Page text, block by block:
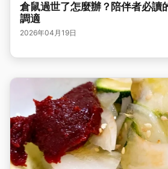
倉鼠過世了怎麼辦？陪伴者必讀
調適
2026年04月19日